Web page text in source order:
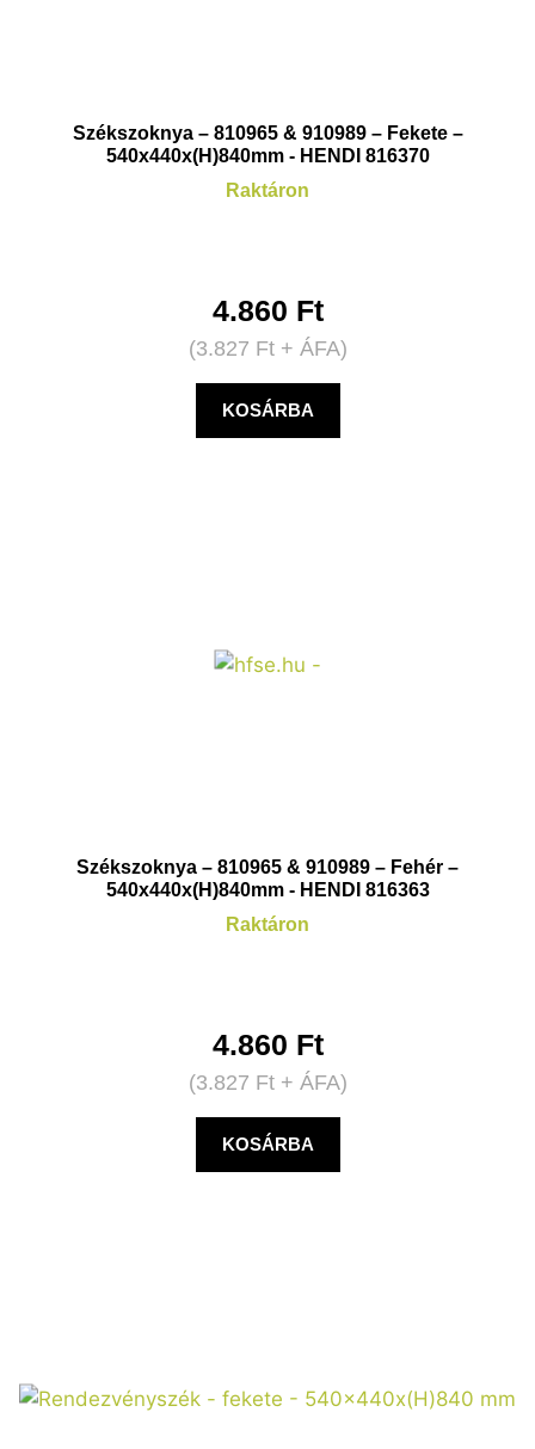
Székszoknya – 810965 & 910989 – Fekete –
540x440x(H)840mm - HENDI 816370
Raktáron
4.860 Ft
(3.827 Ft+ ÁFA)
KOSÁRBA
Székszoknya – 810965 & 910989 – Fehér –
540x440x(H)840mm - HENDI 816363
Raktáron
4.860 Ft
(3.827 Ft+ ÁFA)
KOSÁRBA